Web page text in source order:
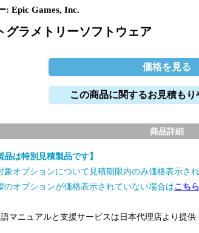
: Epic Games, Inc.
グラメトリーソフトウェア
価格を見る
この商品に関するお見積も
商品詳細
品は特別見積製品です】
象オプションについて見積期限内のみ価格表示され
のオプションが価格表示されていない場合はこち
マニュアルと支援サービスは日本代理店より提供